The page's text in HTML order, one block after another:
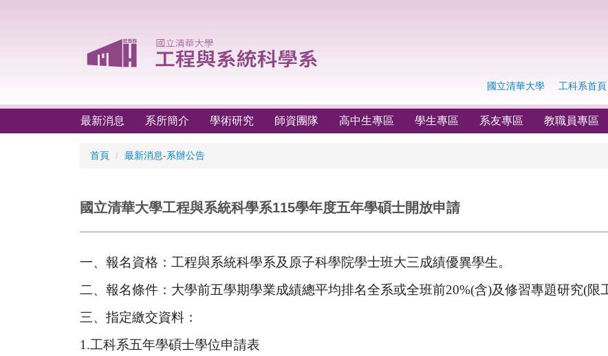
國立清華大學 工科系首頁
最新消息 系所簡介 學術研究 師資團隊 高中生專區 學生專區 系友專區 教職員專區
首頁 最新消息-系辦公告
國立清華大學工程與系統科學系115學年度五年學碩士開放申請
一、報名資格： 工程與系統科學系及原子科學院學士班大三成績優異學生。
二、報名條件：大學前五學期學業成績總平均排名全系或全班前20%(含)及修習專題研究(限
三、指定繳交資料：
1.工科系五年學碩士學位申請表